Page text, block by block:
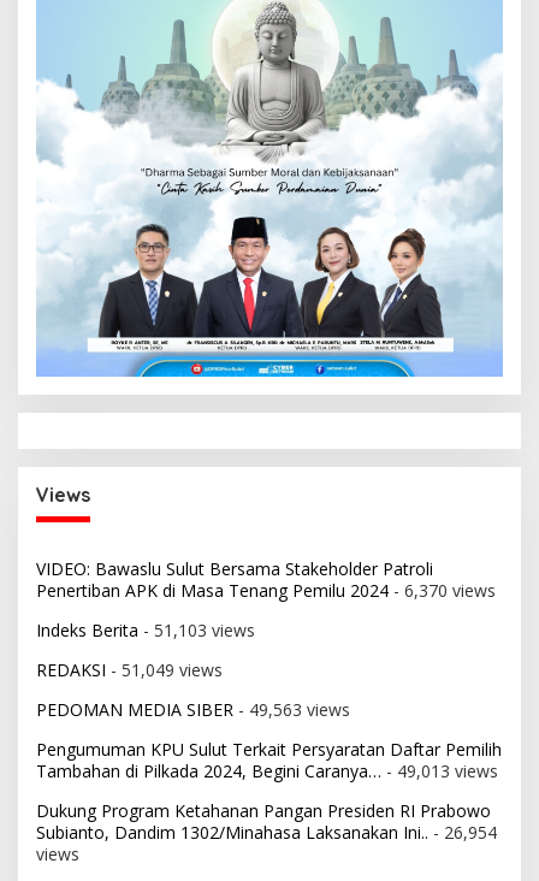
Views
VIDEO: Bawaslu Sulut Bersama Stakeholder Patroli
Penertiban APK di Masa Tenang Pemilu 2024 - 6,370 views
Indeks Berita - 51,103 views
REDAKSI - 51,049 views
PEDOMAN MEDIA SIBER - 49,563 views
Pengumuman KPU Sulut Terkait Persyaratan Daftar Pemilih
Tambahan di Pilkada 2024, Begini Caranya… - 49,013 views
Dukung Program Ketahanan Pangan Presiden RI Prabowo
Subianto, Dandim 1302/Minahasa Laksanakan Ini.. - 26,954
views